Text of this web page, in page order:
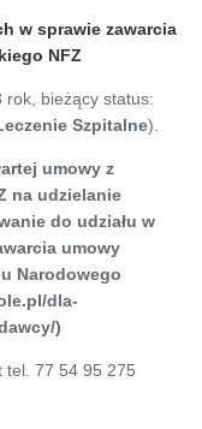
w sprawie zawarcia
NFZ
bieżący status:
Szpitalne).
umowy z
na udzielanie
do udziału w
umowy
Narodowego
dla-
)
tel. 77 54 95 275